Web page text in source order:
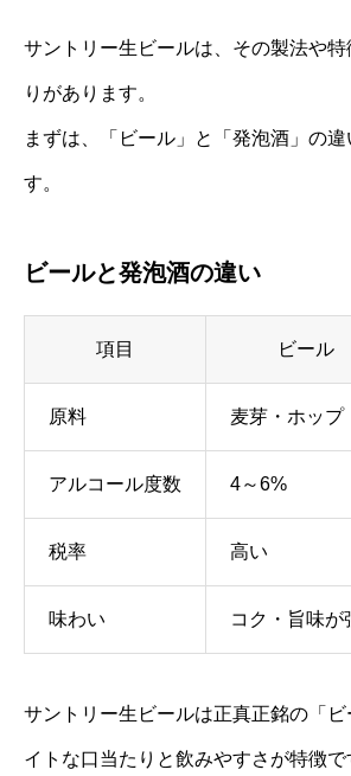
サントリー生ビールは、その製法や
りがあります。
まずは、「ビール」と「発泡酒」の違
す。
ビールと発泡酒の違い
項目 ビール
原料 麦芽・ホップ
アルコール度数 4～6%
税率 高い
味わい コク・旨味が
サントリー生ビールは正真正銘の「
イトな口当たりと飲みやすさが特徴で